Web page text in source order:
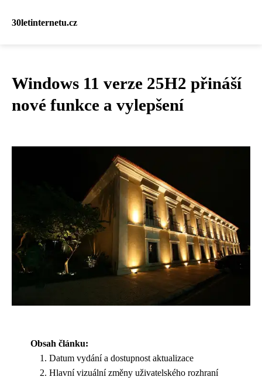
30letinternetu.cz
Windows 11 verze 25H2 přináší
nové funkce a vylepšení
Obsah článku:
Datum vydání a dostupnost aktualizace
Hlavní vizuální změny uživatelského rozhraní